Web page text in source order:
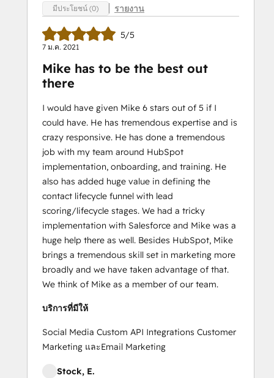
มีประโยชน์ (0) รายงาน
5/5
7 ม.ค. 2021
Mike has to be the best out
there
I would have given Mike 6 stars out of 5 if I
could have. He has tremendous expertise and is
crazy responsive. He has done a tremendous
job with my team around HubSpot
implementation, onboarding, and training. He
also has added huge value in defining the
contact lifecycle funnel with lead
scoring/lifecycle stages. We had a tricky
implementation with Salesforce and Mike was a
huge help there as well. Besides HubSpot, Mike
brings a tremendous skill set in marketing more
broadly and we have taken advantage of that.
We think of Mike as a member of our team.
บริการที่มีให้
Social Media Custom API Integrations Customer
Marketing และEmail Marketing
Stock, E.